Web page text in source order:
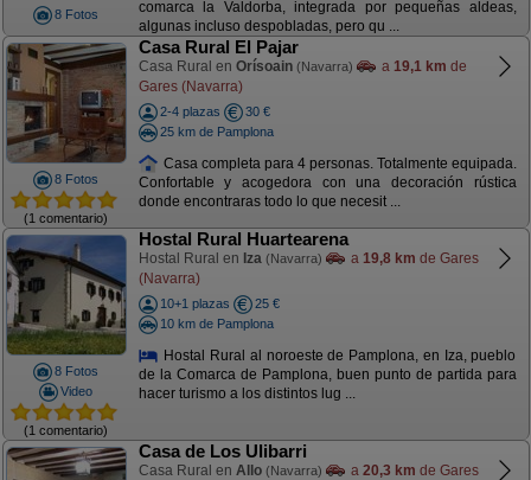
8 Fotos
comarca la Valdorba, integrada por pequeñas aldeas,
algunas incluso despobladas, pero qu ...
8 Fotos
(1 comentario)
Casa Rural El Pajar
Casa Rural en Orísoain (Navarra) a 19,1 km de
Gares (Navarra)
2-4 plazas
30 €
25 km de Pamplona
Casa completa para 4 personas. Totalmente equipada.
Confortable y acogedora con una decoración rústica
donde encontraras todo lo que necesit ...
8 Fotos
Video
(1 comentario)
Hostal Rural Huartearena
Hostal Rural en Iza (Navarra) a 19,8 km de Gares
(Navarra)
10+1 plazas
25 €
10 km de Pamplona
Hostal Rural al noroeste de Pamplona, en Iza, pueblo
de la Comarca de Pamplona, buen punto de partida para
hacer turismo a los distintos lug ...
Casa de Los Ulibarri
Casa Rural en Allo (Navarra) a 20,3 km de Gares